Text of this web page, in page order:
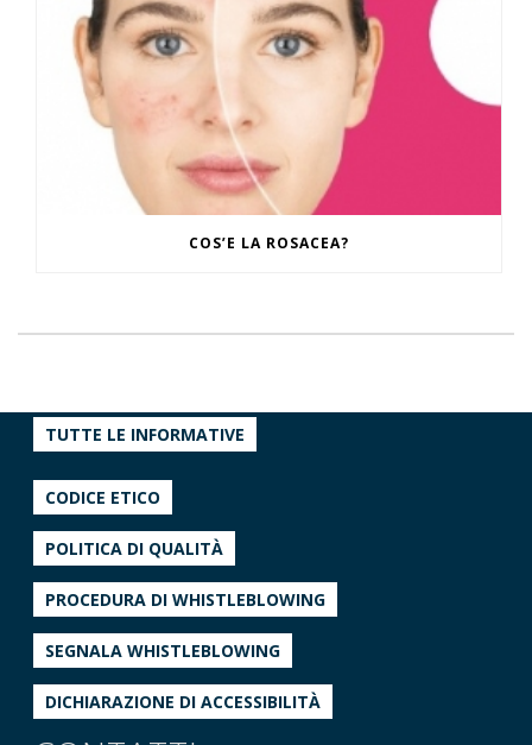
COS’E LA ROSACEA?
TUTTE LE INFORMATIVE
CODICE ETICO
POLITICA DI QUALITÀ
PROCEDURA DI WHISTLEBLOWING
SEGNALA WHISTLEBLOWING
DICHIARAZIONE DI ACCESSIBILITÀ